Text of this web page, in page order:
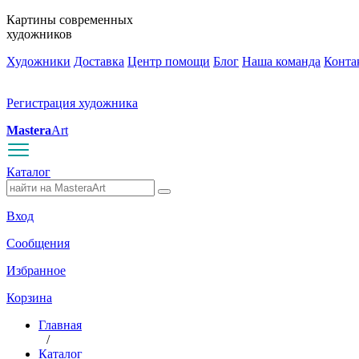
Картины современных
художников
Художники Доставка Центр помощи Блог Наша команда
Регистрация художника
MasteraArt
Каталог
Вход
Сообщения
Избранное
Корзина
Главная
/
Каталог